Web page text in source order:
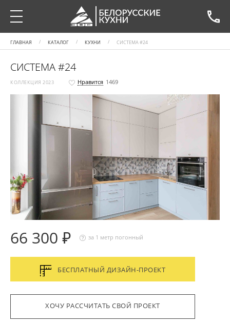
ГЛАВНАЯ КАТАЛОГ КУХНИ СИСТЕМА #24
СИСТЕМА #24
КОЛЛЕКЦИЯ 2023 Нравится 1469
66 300 ₽ за 1 метр погонный
БЕСПЛАТНЫЙ ДИЗАЙН-ПРОЕКТ
ХОЧУ РАССЧИТАТЬ СВОЙ ПРОЕКТ